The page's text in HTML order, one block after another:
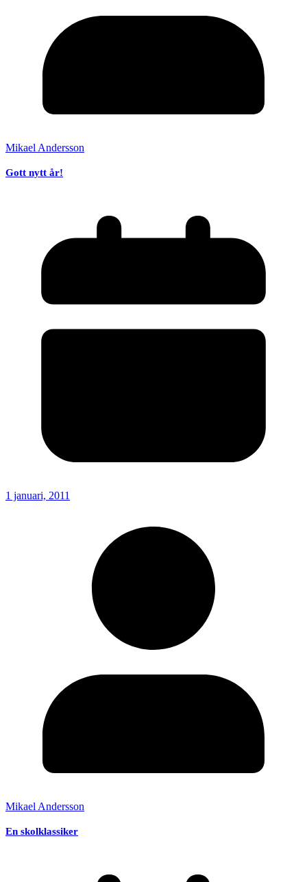
Mikael Andersson
Gott nytt år!
1 januari, 2011
Mikael Andersson
En skolklassiker